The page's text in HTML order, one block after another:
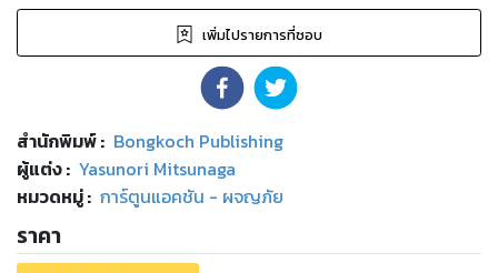
เพิ่มไปรายการที่ชอบ
สำนักพิมพ์: Bongkoch Publishing
ผู้แต่ง : Yasunori Mitsunaga
หมวดหมู่: การ์ตูนแอคชัน - ผจญภัย
ราคา